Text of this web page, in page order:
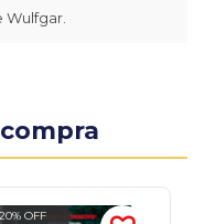
20% OFF